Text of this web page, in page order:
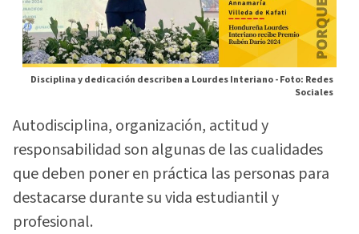
Disciplina y dedicación describen a Lourdes Interiano -Foto: Redes
Sociales
Autodisciplina, organización, actitud y
responsabilidad son algunas de las cualidades
que deben poner en práctica las personas para
destacarse durante su vida estudiantil y
profesional.